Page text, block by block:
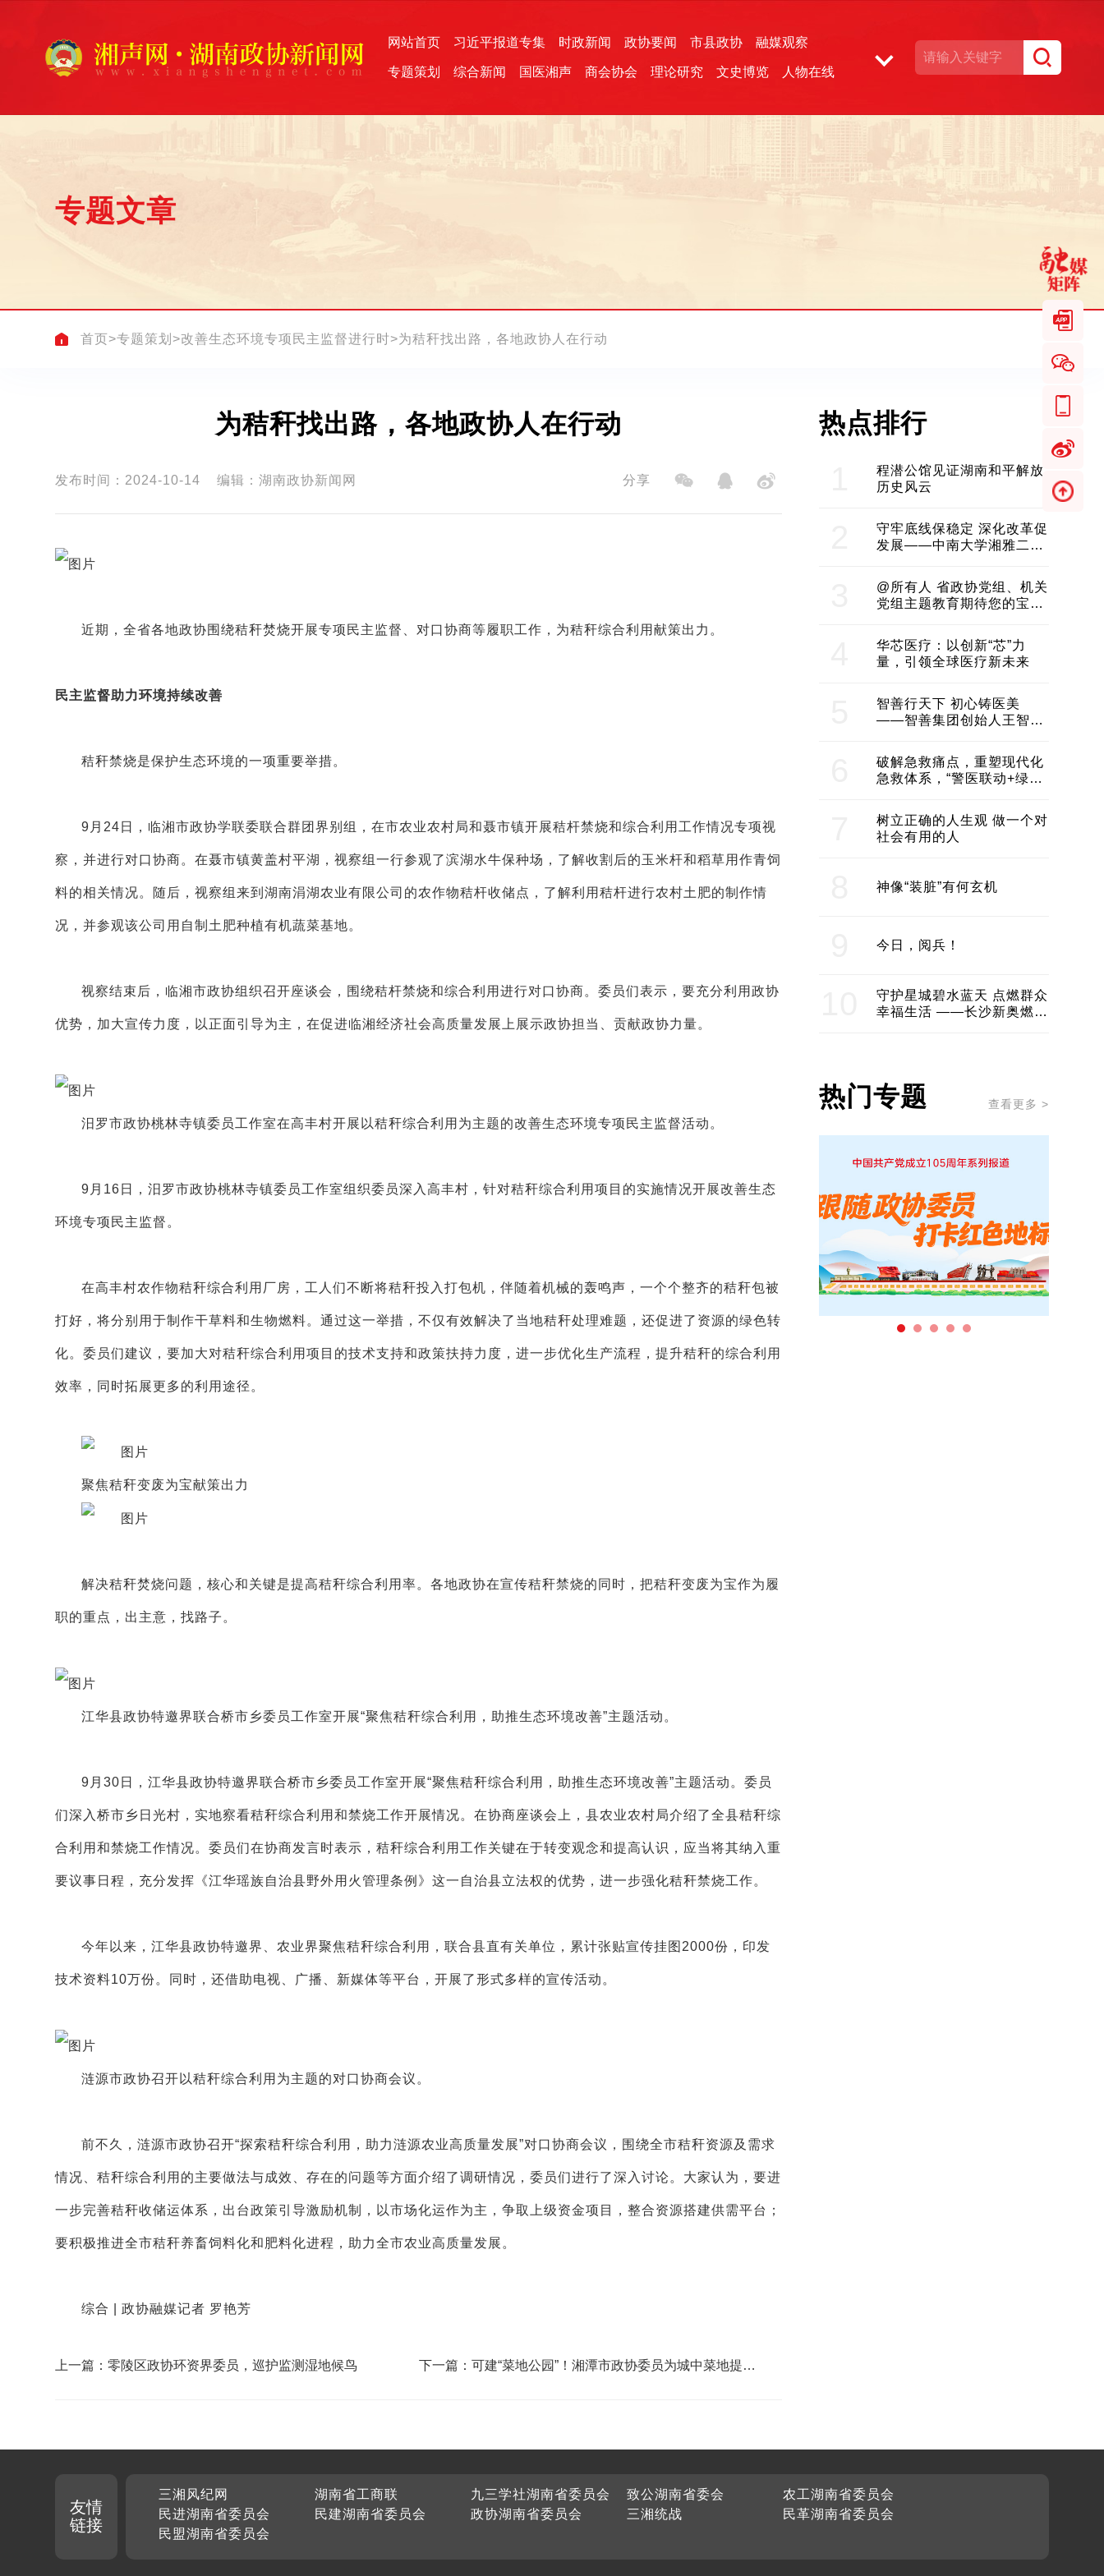
网站首页 习近平报道专集 时政新闻 政协要闻 市县政协 融媒观察
专题策划 综合新闻 国医湘声 商会协会 理论研究 文史博览 人物在线
专题文章
首页>专题策划 >改善生态环境专项民主监督进行时>为秸秆找出路，各地政协人在行动
为秸秆找出路，各地政协人在行动
发布时间：2024-10-14 编辑：湖南政协新闻网 分享
近期，全省各地政协围绕秸秆焚烧开展专项民主监督、对口协商等履职工作，为秸秆综合利用献策出力。
民主监督助力环境持续改善
秸秆禁烧是保护生态环境的一项重要举措。
9月24日，临湘市政协学联委联合群团界别组，在市农业农村局和聂市镇开展秸杆禁烧和综合利用工作情况专项视
察，并进行对口协商。在聂市镇黄盖村平湖，视察组一行参观了滨湖水牛保种场，了解收割后的玉米杆和稻草用作青饲
料的相关情况。随后，视察组来到湖南涓湖农业有限公司的农作物秸杆收储点，了解利用秸杆进行农村土肥的制作情
况，并参观该公司用自制土肥种植有机蔬菜基地。
视察结束后，临湘市政协组织召开座谈会，围绕秸杆禁烧和综合利用进行对口协商。委员们表示，要充分利用政协
优势，加大宣传力度，以正面引导为主，在促进临湘经济社会高质量发展上展示政协担当、贡献政协力量。
汨罗市政协桃林寺镇委员工作室在高丰村开展以秸秆综合利用为主题的改善生态环境专项民主监督活动。
9月16日，汨罗市政协桃林寺镇委员工作室组织委员深入高丰村，针对秸秆综合利用项目的实施情况开展改善生态
环境专项民主监督。
在高丰村农作物秸秆综合利用厂房，工人们不断将秸秆投入打包机，伴随着机械的轰鸣声，一个个整齐的秸秆包被
打好，将分别用于制作干草料和生物燃料。通过这一举措，不仅有效解决了当地秸秆处理难题，还促进了资源的绿色转
化。委员们建议，要加大对秸秆综合利用项目的技术支持和政策扶持力度，进一步优化生产流程，提升秸秆的综合利用
效率，同时拓展更多的利用途径。
聚焦秸秆变废为宝献策出力
解决秸秆焚烧问题，核心和关键是提高秸秆综合利用率。各地政协在宣传秸秆禁烧的同时，把秸秆变废为宝作为履
职的重点，出主意，找路子。
江华县政协特邀界联合桥市乡委员工作室开展“聚焦秸秆综合利用，助推生态环境改善”主题活动。
9月30日，江华县政协特邀界联合桥市乡委员工作室开展“聚焦秸秆综合利用，助推生态环境改善”主题活动。委员
们深入桥市乡日光村，实地察看秸秆综合利用和禁烧工作开展情况。在协商座谈会上，县农业农村局介绍了全县秸秆综
合利用和禁烧工作情况。委员们在协商发言时表示，秸秆综合利用工作关键在于转变观念和提高认识，应当将其纳入重
要议事日程，充分发挥《江华瑶族自治县野外用火管理条例》这一自治县立法权的优势，进一步强化秸秆禁烧工作。
今年以来，江华县政协特邀界、农业界聚焦秸秆综合利用，联合县直有关单位，累计张贴宣传挂图2000份，印发
技术资料10万份。同时，还借助电视、广播、新媒体等平台，开展了形式多样的宣传活动。
涟源市政协召开以秸秆综合利用为主题的对口协商会议。
前不久，涟源市政协召开“探索秸秆综合利用，助力涟源农业高质量发展”对口协商会议，围绕全市秸秆资源及需求
情况、秸秆综合利用的主要做法与成效、存在的问题等方面介绍了调研情况，委员们进行了深入讨论。大家认为，要进
一步完善秸秆收储运体系，出台政策引导激励机制，以市场化运作为主，争取上级资金项目，整合资源搭建供需平台；
要积极推进全市秸秆养畜饲料化和肥料化进程，助力全市农业高质量发展。
综合 | 政协融媒记者 罗艳芳
上一篇：零陵区政协环资界委员，巡护监测湿地候鸟
下一篇：可建“菜地公园”！湘潭市政协委员为城中菜地提出
热点排行
程潜公馆见证湖南和平解放
历史风云
守牢底线保稳定 深化改革促
发展——中南大学湘雅二医
@所有人 省政协党组、机关
党组主题教育期待您的宝贵
华芯医疗：以创新“芯”力
量，引领全球医疗新未来
智善行天下 初心铸医美
——智善集团创始人王智带
建医美产业良性生态圈
破解急救痛点，重塑现代化
急救体系，“警医联动+绿波
树立正确的人生观 做一个对
社会有用的人
神像“装脏”有何玄机
今日，阅兵！
守护星城碧水蓝天 点燃群众
幸福生活 ——长沙新奥燃气
热门专题 查看更多 >
友情
链接
三湘风纪网 湖南省工商联 九三学社湖南省委员会 致公湖南省委会
农工湖南省委员会
民进湖南省委员会
民建湖南省委员会 政协湖南省委员会 三湘统战
民革湖南省委员会
民盟湖南省委员会